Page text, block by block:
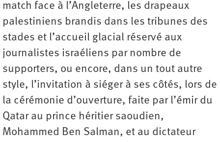
match face à l’Angleterre, les drapeaux
palestiniens brandis dans les tribunes des
stades et l’accueil glacial réservé aux
journalistes israéliens par nombre de
supporters, ou encore, dans un tout autre
style, l’invitation à siéger à ses côtés, lors de
la cérémonie d’ouverture, faite par l’émir du
Qatar au prince héritier saoudien,
Mohammed Ben Salman, et au dictateur